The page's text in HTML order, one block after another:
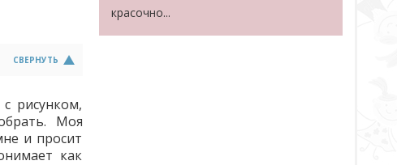
СВЕРНУТЬ
рисунком,
Моя
и просит
как
красочно...